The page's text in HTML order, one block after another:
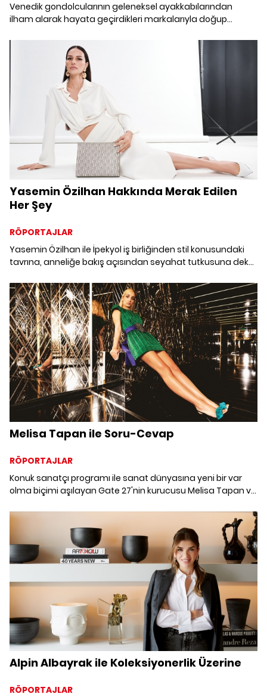
Venedik gondolcularının geleneksel ayakkabılarından
ilham alarak hayata geçirdikleri markalarıyla doğup
Arrivabene, şimdi de Pomellato'nun yeni Catene
koleksiyonunun sözcüsü olarak karşımızdalar.
Arrivabene'ler ile Venedik turuna hazır mısınız?
Yasemin Özilhan Hakkında Merak Edilen
Her Şey
RÖPORTAJLAR
Yasemin Özilhan ile İpekyol iş birliğinden stil konusundaki
tavrına, anneliğe bakış açısından seyahat tutkusuna dek
Melisa Tapan ile Soru-Cevap
RÖPORTAJLAR
Konuk sanatçı programı ile sanat dünyasına yeni bir var
olma biçimi aşılayan Gate 27'nin kurucusu Melisa Tapan ve
ortak olduk.
Alpin Albayrak ile Koleksiyonerlik Üzerine
RÖPORTAJLAR